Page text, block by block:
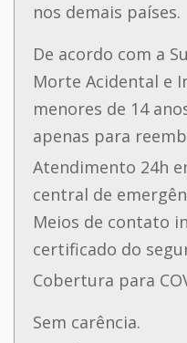
nos demais países.
De acordo com a
Morte Acidental e
menores de 14
apenas para
Atendimento 24h
central de
Meios de contato
certificado do
Cobertura para
Sem carência.